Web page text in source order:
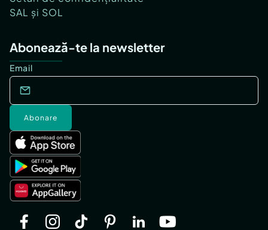
SAL și SOL
Abonează-te la newsletter
Email
Abonare